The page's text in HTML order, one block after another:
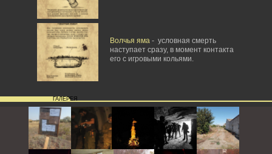
Волчья яма- условная смерть
наступает сразу, в момент контакта
его с игровыми кольями.
ГАЛЕРЕЯ